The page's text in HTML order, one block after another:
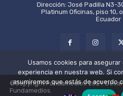
Dirección: José Padilla N3-
Platinum Oficinas, piso 10,
Ecuador
©Copyright Fundamedios 2021.
Fundamedios.
Usamos cookies para
experiencia en nuestra web. Si
asumiremos que estás de acuerdo